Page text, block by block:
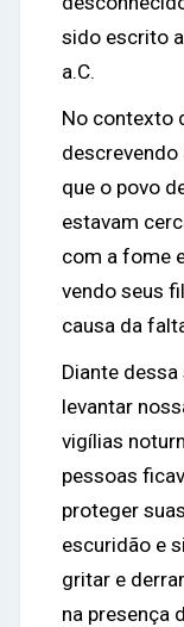
sido escrito
a.C.
No contexto
que o povo
estavam
com a fome
vendo seus
causa da
Diante
levantar
vigílias
pessoas
proteger
escuridão e
gritar e
na presença